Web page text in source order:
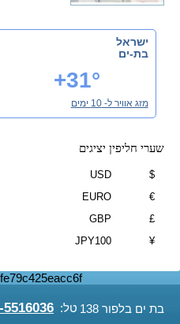
בת ים בלפור 138 טל: 5516036
ישראל
בת-ים
+31°
מזג אוויר ל- 10 ימים
שערי חליפין יציגים
$
USD
€
EURO
£
GBP
¥
JPY100